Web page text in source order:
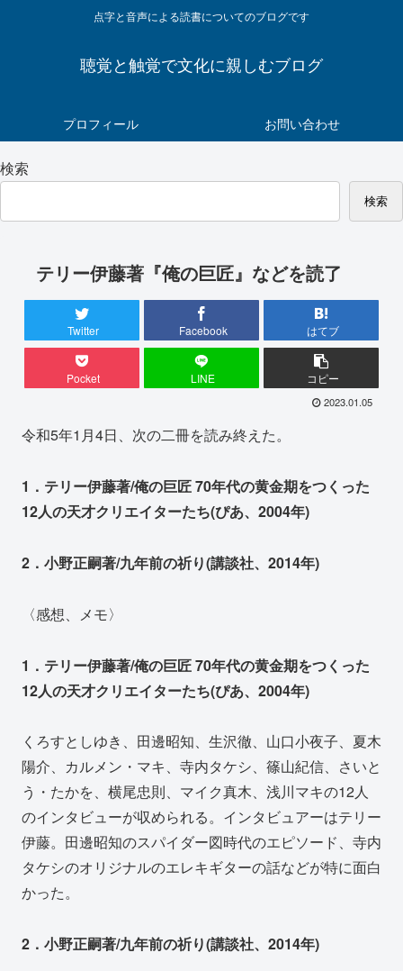
点字と音声による読書についてのブログです
聴覚と触覚で文化に親しむブログ
プロフィール お問い合わせ
検索
検索
テリー伊藤著『俺の巨匠』などを読了
Twitter Facebook はてブ
Pocket LINE コピー
2023.01.05
令和5年1月4日、次の二冊を読み終えた。
1．テリー伊藤著/俺の巨匠 70年代の黄金期をつくった
12人の天才クリエイターたち(ぴあ、2004年)
2．小野正嗣著/九年前の祈り(講談社、2014年)
〈感想、メモ〉
1．テリー伊藤著/俺の巨匠 70年代の黄金期をつくった
12人の天才クリエイターたち(ぴあ、2004年)
くろすとしゆき、田邊昭知、生沢徹、山口小夜子、夏木
陽介、カルメン・マキ、寺内タケシ、篠山紀信、さいと
う・たかを、横尾忠則、マイク真木、浅川マキの12人
のインタビューが収められる。インタビュアーはテリー
伊藤。田邊昭知のスパイダー図時代のエピソード、寺内
タケシのオリジナルのエレキギターの話などが特に面白
かった。
2．小野正嗣著/九年前の祈り(講談社、2014年)